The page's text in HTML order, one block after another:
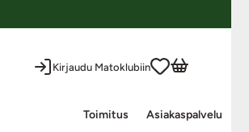
Kirjaudu Matoklubiin
Toimitus Asiakaspalvelu